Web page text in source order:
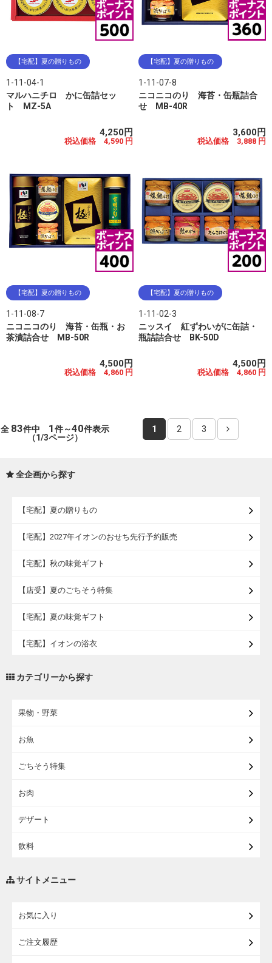
【宅配】夏の贈りもの
1-11-04-1
マルハニチロ かに缶詰セッ
ト MZ-5A
4,250円
税込価格 4,590 円
【宅配】夏の贈りもの
1-11-07-8
ニコニコのり 海苔・缶瓶詰合
せ MB-40R
3,600円
税込価格 3,888 円
【宅配】夏の贈りもの
1-11-08-7
ニコニコのり 海苔・缶瓶・お
茶漬詰合せ MB-50R
4,500円
税込価格 4,860 円
【宅配】夏の贈りもの
1-11-02-3
ニッスイ 紅ずわいがに缶詰・
瓶詰詰合せ BK-50D
4,500円
税込価格 4,860 円
全 83件中 1件～40件表示
（1/3ページ）
1 2 3
全企画から探す
【宅配】夏の贈りもの
【宅配】2027年イオンのおせち先行予約販売
【宅配】秋の味覚ギフト
【店受】夏のごちそう特集
【宅配】夏の味覚ギフト
【宅配】イオンの浴衣
カテゴリーから探す
果物・野菜
お魚
ごちそう特集
お肉
デザート
飲料
サイトメニュー
お気に入り
ご注文履歴